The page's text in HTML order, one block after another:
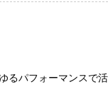
るパフォーマンスで活